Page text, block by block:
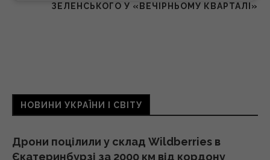
ЗЕЛЕНСЬКОГО У «ВЕЧІРНЬОМУ КВАРТАЛІ»
НОВИНИ УКРАЇНИ І СВІТУ
Дрони поцілили у склад Wildberries в
Єкатеринбурзі за 2000 км від кордону